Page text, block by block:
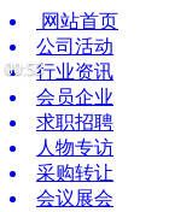
网站首页
公司活动
行业资讯
会员企业
求职招聘
人物专访
采购转让
会议展会
00:53